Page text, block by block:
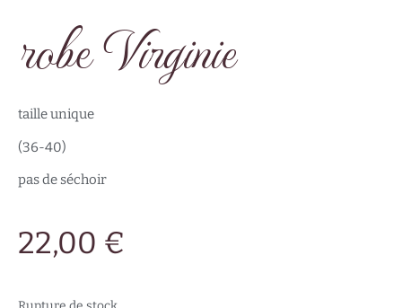
robe Virginie
taille unique
(36-40)
pas de séchoir
22,00 €